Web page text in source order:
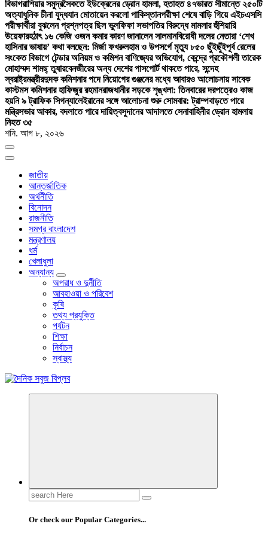
বিভাগরাশিয়ার সমুদ্রসৈকতে ইউক্রেনের ড্রোন হামলা, হতাহত ৪৭ভারত সীমান্তে ২৫০টি
অত্যাধুনিক চীনা যুদ্ধযান মোতায়েন করলো পাকিস্তানপরীক্ষা শেষে বাড়ি গিয়ে এইচএসসি
পরীক্ষার্থীরা বুঝলেন প্রশ্নপত্র ছিল ভুলফিফা সভাপতির বিরুদ্ধে মামলার হুঁশিয়ারি
উয়েফারহঠাৎ ১৬ কেজি ওজন কমার কারণ জানালেন সালমানবিরোধী দলের নেতারা ‘শেখ
হাসিনার ভাষায়’ কথা বলছেন: মির্জা ফখরুলহাম ও উপসর্গে মৃত্যু ৮৫০ ছুঁইছুঁইপূর্ব রেলের
সংকেত বিভাগে টেন্ডার অনিয়ম ও কমিশন বাণিজ্যের অভিযোগ, কেন্দ্রে প্রকৌশলী তারেক
মোহাম্মদ শামছ্ তুষারবেনজীরের অন্য দেশের পাসপোর্ট থাকতে পারে, সন্দেহ
স্বরাষ্ট্রমন্ত্রীরদুদক কমিশনার পদে নিয়োগের গুঞ্জনের মধ্যে আবারও আলোচনায় সাবেক
কাস্টমস কমিশনার হাফিজুর রহমানরাজধানীর সড়কে শৃঙ্খলা: তিনবারের দরপত্রেও কাজ
হয়নি ৯ ট্রাফিক সিগন্যালেইরানের সঙ্গে আলোচনা শুরু সোমবার: ট্রাম্পবাড়তে পারে
মন্ত্রিসভার আকার, বদলাতে পারে দায়িত্বসুদানের আদালতে সেনাবাহিনীর ড্রোন হামলায়
নিহত ৩৫
শনি. আগ ৮, ২০২৬
জাতীয়
আন্তর্জাতিক
অর্থনীতি
বিনোদন
রাজনীতি
সমগ্র বাংলাদেশ
মন্ত্রণালয়
ধর্ম
খেলাধুলা
অন্যান্য
অপরাধ ও দুর্নীতি
আবহাওয়া ও পরিবেশ
কৃষি
তথ্য প্রযুক্তি
পর্যটন
শিক্ষা
নির্বাচন
স্বাস্থ্য
বাংলা নিউজ পেপার
Search
for:
Or check our Popular Categories...